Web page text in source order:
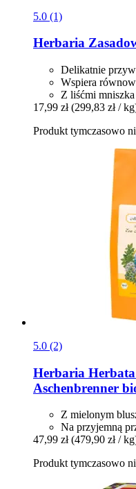
5.0 (1)
Herbaria
Delikatnie
Wspiera
Z liśćmi
17,99 zł (299,83 zł /
Produkt tymczasowo
5.0 (2)
Herbaria
Aschenbrenner
Z mielonym
Na przyjemną
47,99 zł (479,90 zł /
Produkt tymczasowo